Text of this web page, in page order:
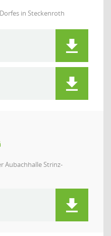
in Steckenroth
Aubachhalle Strinz-